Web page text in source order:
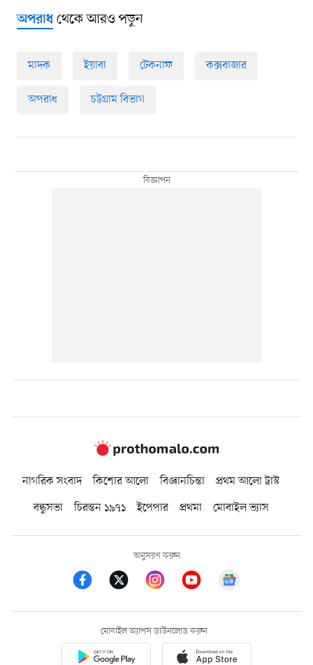
অপরাধথেকে আরও পড়ুন
মাদক ইয়াবা টেকনাফ কক্সবাজার
অপরাধ চট্টগ্রাম বিভাগ
নাগরিক সংবাদ কিশোর আলো বিজ্ঞানচিন্তা
প্রথম আলো ট্রাস্ট
বন্ধুসভা
চিরন্তন ১৯৭১ ইপেপার প্রথমা মোবাইল ভ্যাস
অনুসরণ করুন
মোবাইল অ্যাপস ডাউনলোড করুন